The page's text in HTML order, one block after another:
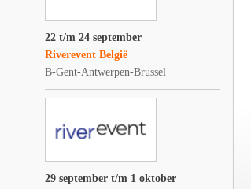
22 t/m 24 september
Riverevent België
B-Gent-Antwerpen-Brussel
29 september t/m 1 oktober